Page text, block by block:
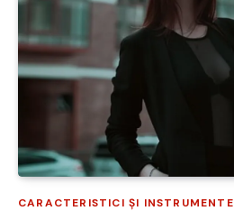
CARACTERISTICI ȘI INSTRUMENTE